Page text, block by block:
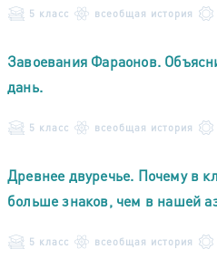
5 класс всеобщая история
Завоевания Фараонов.
дань.
5 класс всеобщая история
Древнее двуречье. Почему в
больше знаков, чем в нашей
5 класс всеобщая история